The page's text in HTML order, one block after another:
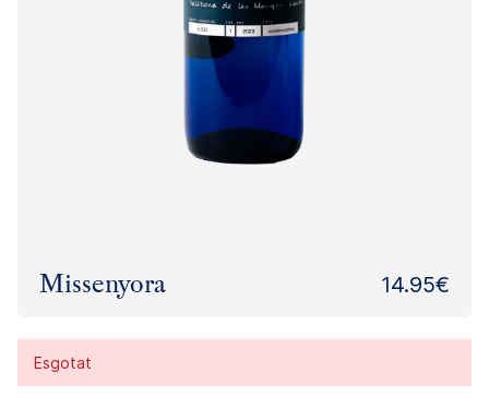
Missenyora 14.95€
Esgotat